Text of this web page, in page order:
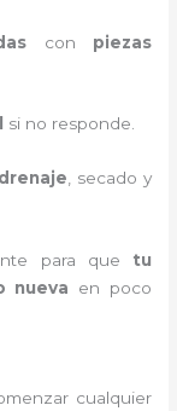
con piezas
si no responde.
, secado y
para que tu
nueva en poco
cualquier